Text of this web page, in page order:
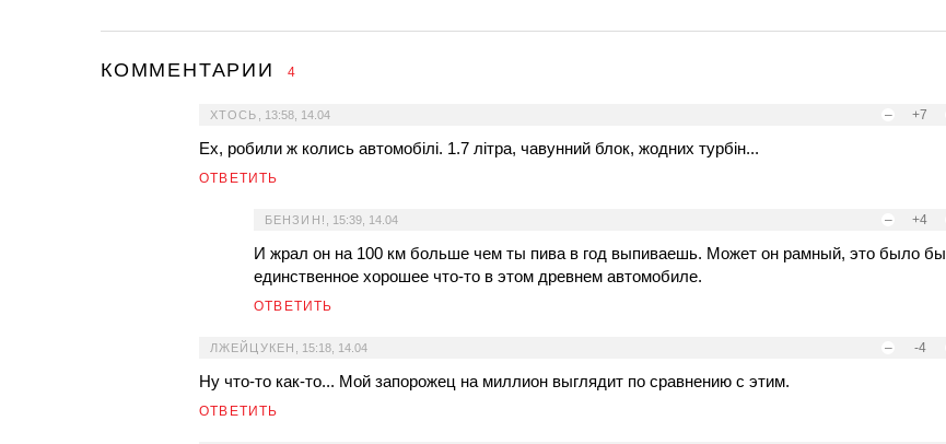
КОММЕНТАРИИ 4
– +7
ХТОСЬ 13:58, 14.04
Ех, робили ж колись автомобілі. 1.7 літра, чавунний блок, жодних турбін...
ОТВЕТИТЬ
– +4
БЕНЗИН! 15:39, 14.04
И жрал он на 100 км больше чем ты пива в год выпиваешь. Может он рамный, это было бы
единственное хорошее что-то в этом древнем автомобиле.
ОТВЕТИТЬ
– -4
ЛЖЕЙЦУКЕН 15:18, 14.04
Ну что-то как-то... Мой запорожец на миллион выглядит по сравнению с этим.
ОТВЕТИТЬ